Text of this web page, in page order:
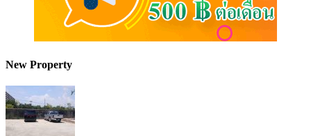
New Property